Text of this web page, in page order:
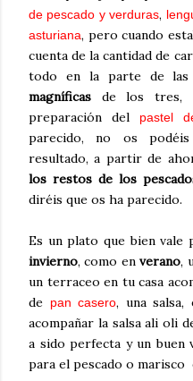
de pescado y verduras,
asturiana, pero cuando
cuenta de la cantidad de
todo en la parte de las
magníficas de los tres,
preparación del
pastel
parecido, no os
resultado, a partir de
los restos de los
diréis que os ha parecido.
Es un plato que bien vale
invierno, como enverano,
un terraceo en tu casa
de pan casero, una
acompañar la salsa ali oli
a sido perfecta y un buen
para el pescado o marisco